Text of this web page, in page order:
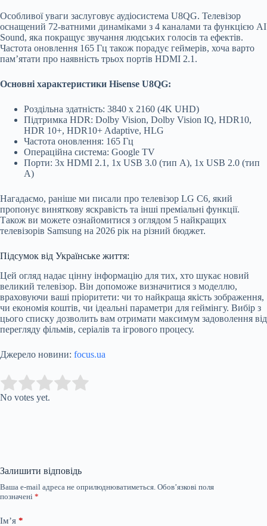
Особливої уваги заслуговує аудіосистема U8QG. Телевізор
оснащений 72-ватними динаміками з 4 каналами та функцією AI
Sound, яка покращує звучання людських голосів та ефектів.
Частота оновлення 165 Гц також порадує геймерів, хоча варто
пам’ятати про наявність трьох портів HDMI 2.1.
Основні характеристики Hisense U8QG:
Роздільна здатність: 3840 x 2160 (4K UHD)
Підтримка HDR: Dolby Vision, Dolby Vision IQ, HDR10,
HDR 10+, HDR10+ Adaptive, HLG
Частота оновлення: 165 Гц
Операційна система: Google TV
Порти: 3x HDMI 2.1, 1x USB 3.0 (тип A), 1x USB 2.0 (тип
A)
Нагадаємо, раніше ми писали про телевізор LG C6, який
пропонує виняткову яскравість та інші преміальні функції.
Також ви можете ознайомитися з оглядом 5 найкращих
телевізорів Samsung на 2026 рік на різний бюджет.
Підсумок від Українське життя:
Цей огляд надає цінну інформацію для тих, хто шукає новий
великий телевізор. Він допоможе визначитися з моделлю,
враховуючи ваші пріоритети: чи то найкраща якість зображення,
чи економія коштів, чи ідеальні параметри для геймінгу. Вибір з
цього списку дозволить вам отримати максимум задоволення від
перегляду фільмів, серіалів та ігрового процесу.
Джерело новини: focus.ua
Rate this item:
No votes yet.
Залишити відповідь
Ваша e-mail адреса не оприлюднюватиметься. Обов’язкові поля
позначені *
Ім’я *